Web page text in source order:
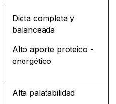
Dieta completa y
balanceada
Alto aporte proteico -
energético
Alta palatabilidad